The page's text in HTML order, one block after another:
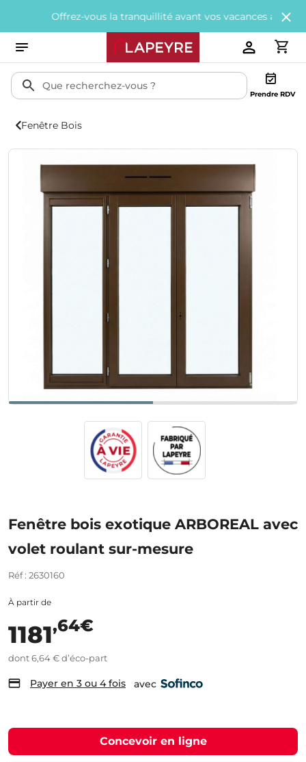
Offrez-vous la tranquillité avant vos vacances avec200€
Prendre RDV
Fenêtre Bois
Fenêtre bois exotique ARBOREAL avec
volet roulant sur-mesure
Réf : 2630160
À partir de
1181,64€
dont 6,64 € d’éco-part
Payer en 3 ou 4 fois avec
Concevoir en ligne